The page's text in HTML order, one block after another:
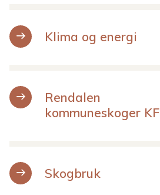
o
m
u
e
Klima og energi
Rendalen
kommuneskoger KF
Skogbruk